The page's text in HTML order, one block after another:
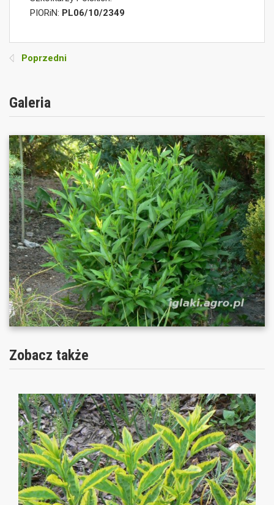
PIORiN: PL06/10/2349
Poprzedni
Galeria
Zobacz także